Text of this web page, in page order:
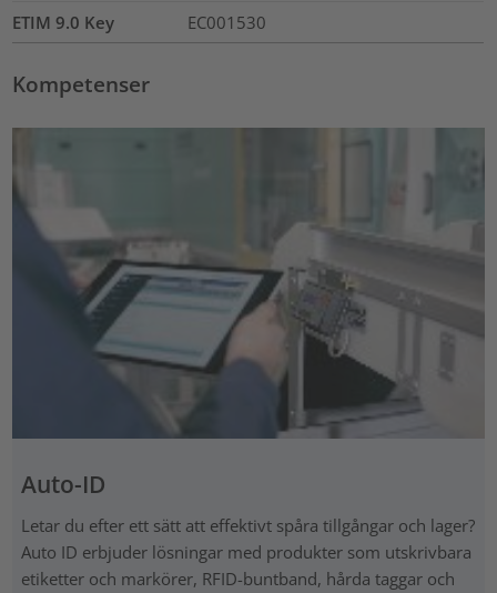
ETIM 9.0 Key
EC001530
Kompetenser
Auto-ID
Letar du efter ett sätt att effektivt spåra tillgångar och lager?
Auto ID erbjuder lösningar med produkter som utskrivbara
etiketter och markörer, RFID-buntband, hårda taggar och